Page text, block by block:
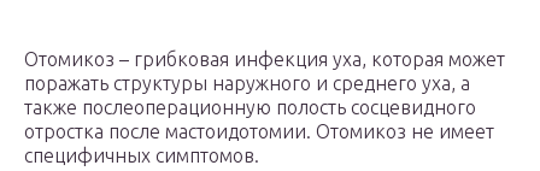
Отомикоз – грибковая инфекция уха, которая может
поражать структуры наружного и среднего уха, а
также послеоперационную полость сосцевидного
отростка после мастоидотомии. Отомикоз не имеет
специфичных симптомов.